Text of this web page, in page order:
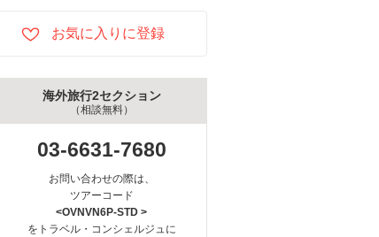
海外旅行2セクション
（相談無料）
03-6631-7680
お問い合わせの際は、
ツアーコード
<OVNVN6P-STD >
をトラベル・コンシェルジュに